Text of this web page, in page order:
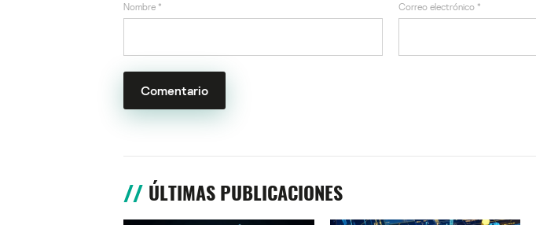
Nombre * Correo electrónico *
ÚLTIMAS PUBLICACIONES